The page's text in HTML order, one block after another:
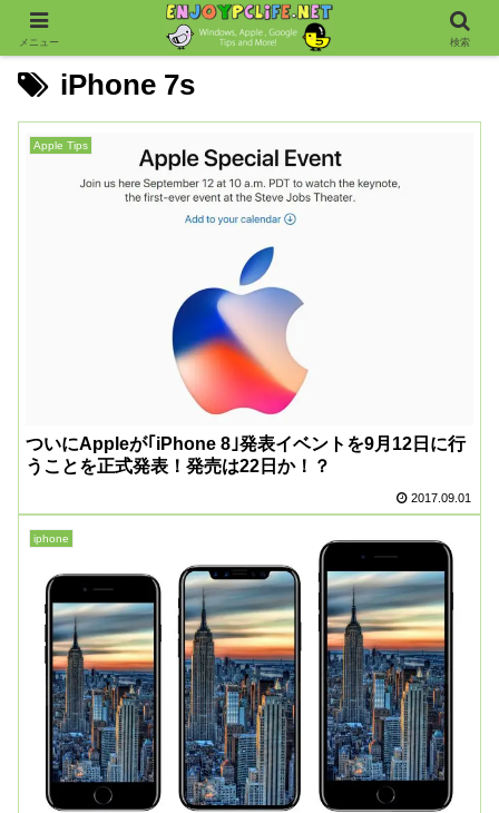
iPhone 7s
Apple Tips
ついにAppleが｢iPhone 8｣発表イベントを9月12日に行
うことを正式発表！発売は22日か！？
2017.09.01
iphone
メニュー 検索